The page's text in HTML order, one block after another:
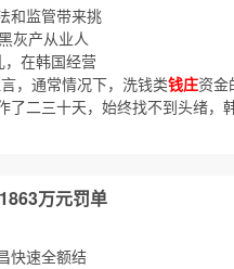
和监管带来挑
灰产从业人
，在韩国经营
，通常情况下，洗钱类钱庄资金
了二三十天，始终找不到头绪
万元罚单
快速全额结